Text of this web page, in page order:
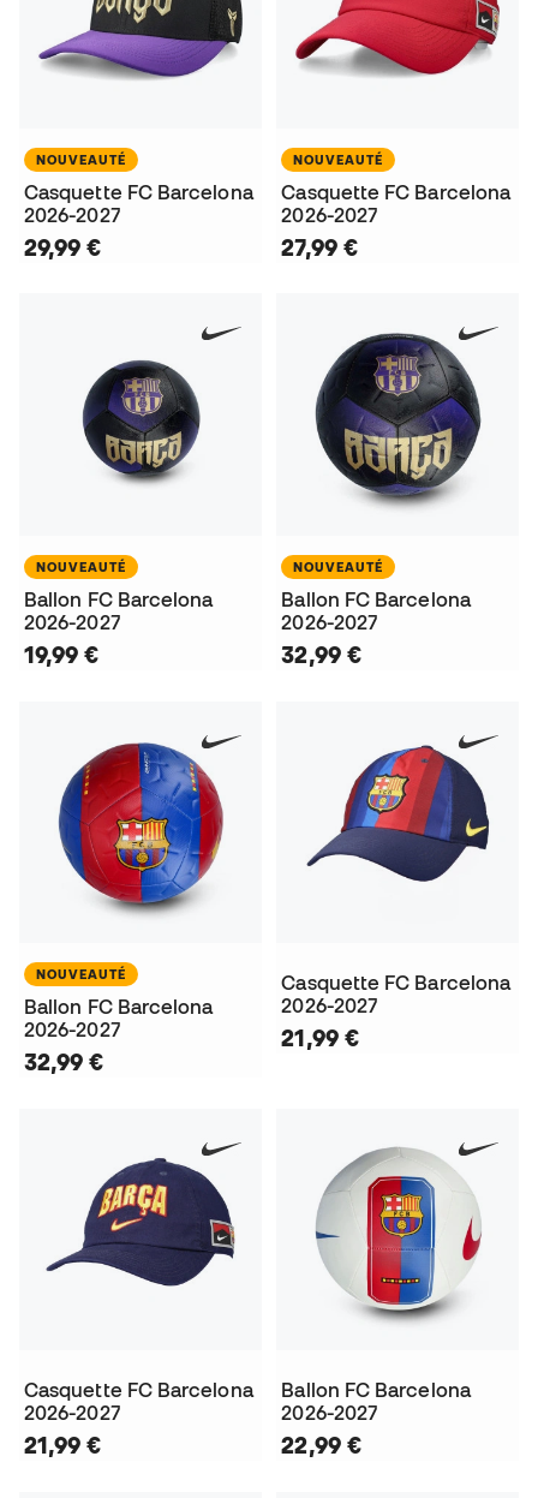
NOUVEAUTÉ
Casquette FC Barcelona
2026-2027
29,99 €
NOUVEAUTÉ
Casquette FC Barcelona
2026-2027
27,99 €
NOUVEAUTÉ
Ballon FC Barcelona
2026-2027
19,99 €
NOUVEAUTÉ
Ballon FC Barcelona
2026-2027
32,99 €
NOUVEAUTÉ
Ballon FC Barcelona
2026-2027
32,99 €
Casquette FC Barcelona
2026-2027
21,99 €
Casquette FC Barcelona
2026-2027
21,99 €
Ballon FC Barcelona
2026-2027
22,99 €